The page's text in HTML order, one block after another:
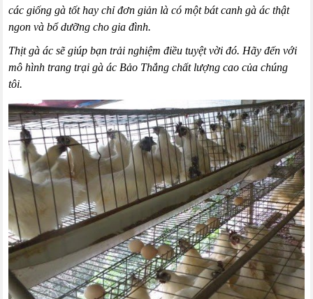
các giống gà tốt hay chỉ đơn giản là có một bát canh gà ác thật
ngon và bổ dưỡng cho gia đình.
Thịt gà ác sẽ giúp bạn trải nghiệm điều tuyệt vời đó. Hãy đến với
mô hình trang trại gà ác Bảo Thắng chất lượng cao của chúng
tôi.